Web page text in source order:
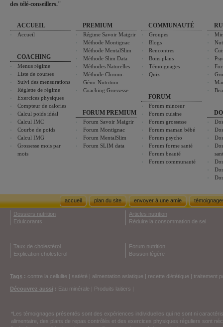
des télé-conseillers."
ACCUEIL
Accueil
COACHING
Menus régime
Liste de courses
Suivi des mensurations
Réglette de régime
Exercices physiques
Compteur de calories
Calcul poids idéal
Calcul IMC
Courbe de poids
Calcul IMG
Grossesse mois par
mois
PREMIUM
Régime Savoir Maigrir
Méthode Montignac
Méthode MentalSlim
Méthode Slim Data
Méthodes Naturelles
Méthode Chrono-
Géno-Nutrition
Coaching Grossesse
FORUM PREMIUM
Forum Savoir Maigrir
Forum Montignac
Forum MentalSlim
Forum SLIM data
COMMUNAUTÉ
Groupes
Blogs
Rencontres
Bons plans
Témoignages
Quiz
FORUM
Forum minceur
Forum cuisine
Forum grossesse
Forum maman bébé
Forum psycho
Forum forme santé
Forum beauté
Forum communauté
accueil plan du site envoyer à une amie
Dossiers nutrition
Edulcorants
Articles nutrition
Réduire la consommation de sel
Taux de cholestérol
Explication cholesterol
Forum nutrition
Boisson légère
Tags : contre la cellulite | satiété | alimentation asiatique | recette diététique | traitement
Découvrez aussi : Eau minérale | Produits laitiers |
*Les témoignages présentés sont des expériences individuelles qui ne sont ni
alimentaire, des plans de repas contrôlés et des exercices physiques réguliers sont